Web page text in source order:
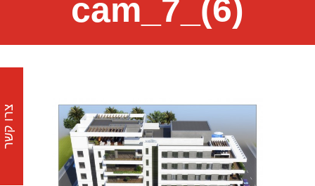
cam_7_(6)
צרו קשר